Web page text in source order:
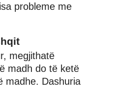
probleme me
megjithatë
madh do të ketë
madhe. Dashuria